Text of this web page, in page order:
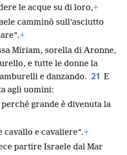
le acque su di loro,+
camminò sull’asciutto
+
Miriam, sorella di Aronne,
e tutte le donne la
e danzando. 21 E
agli uomini:
perché grande è divenuta la
cavallo e cavaliere”.+
partire Israele dal Mar